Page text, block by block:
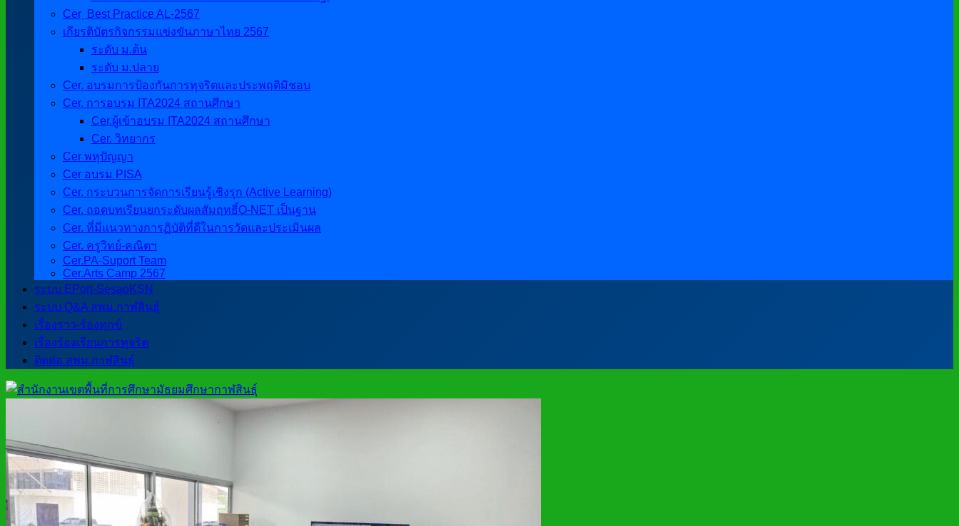
Cer ฺ Best Practice AL-2567
เกียรติบัตรกิจกรรมแข่งขันภาษาไทย 2567
ระดับ ม.ต้น
ระดับ ม.ปลาย
Cer. อบรมการป้องกันการทุจริตและประพฤติมิชอบ
Cer. การอบรม ITA2024 สถานศึกษา
Cer.ผู้เข้าอบรม ITA2024 สถานศึกษา
Cer. วิทยากร
Cer พหุปัญญา
Cer อบรม PISA
Cer. กระบวนการจัดการเรียนรู้เชิงรุก (Active Learning)
Cer. ถอดบทเรียนยกระดับผลสัมฤทธิ์O-NET เป็นฐาน
Cer. ที่มีแนวทางการฏิบัติที่ดีในการวัดและประเมินผล
Cer. ครูวิทย์-คณิตฯ
Cer.PA-Suport Team
Cer.Arts Camp 2567
ระบบ EPort-SesaoKSN
ระบบ Q&A สพม.กาฬสินธุ์
เรื่องราว-ร้องทุกข์
เรื่องร้องเรียนการทุจริต
ติดต่อ สพม.กาฬสินธุ์